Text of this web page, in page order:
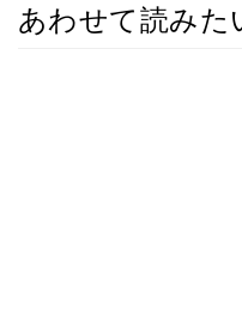
あわせて読みた